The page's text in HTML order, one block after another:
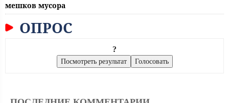
мешков мусора
ОПРОС
?